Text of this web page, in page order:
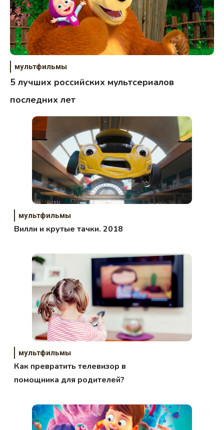
мультфильмы
5 лучших российских мультсериалов
последних лет
мультфильмы
Вилли и крутые тачки. 2018
мультфильмы
Как превратить телевизор в
помощника для родителей?